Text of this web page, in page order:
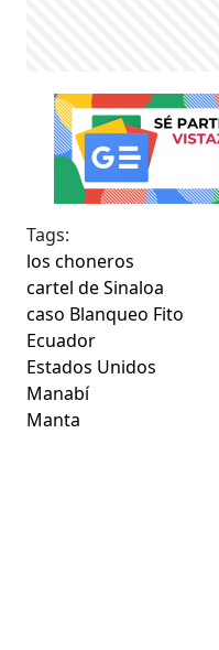
Tags:
los choneros
cartel de Sinaloa
caso Blanqueo Fito
Ecuador
Estados Unidos
Manabí
Manta